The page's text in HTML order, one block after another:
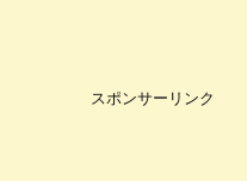
スポンサーリンク